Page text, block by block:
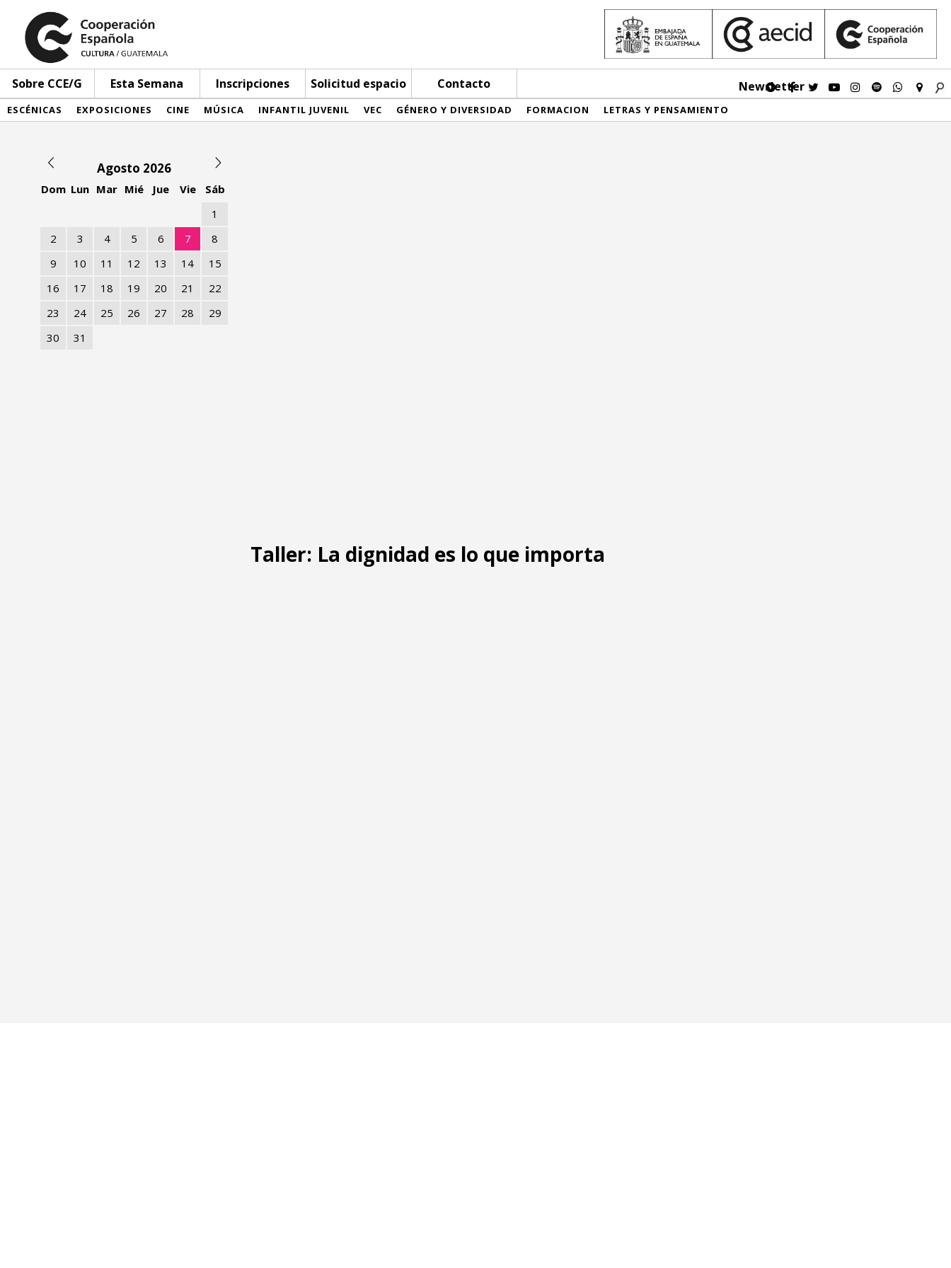
Sobre CCE/G Esta Semana Inscripciones Solicitud espacio Contacto Newsletter
ESCÉNICAS EXPOSICIONES CINE MÚSICA INFANTIL JUVENIL VEC GÉNERO Y DIVERSIDAD FORMACION LETRAS Y PENSAMIENTO
Agosto 2026
Dom Lun Mar Mié Jue Vie
Sáb
1
2
3 4 5 6 7
8
9
10 11 12 13 14
15
16
17 18 19 20 21
22
23
24 25 26 27 28
29
30
31
Taller: La dignidad es lo que importa